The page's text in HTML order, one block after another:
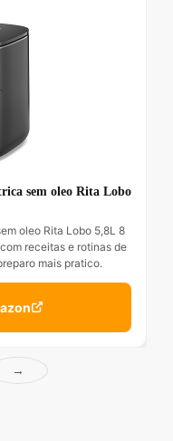
sem oleo Rita Lobo
oleo Rita Lobo 5,8L 8
receitas e rotinas de
mais pratico.
→